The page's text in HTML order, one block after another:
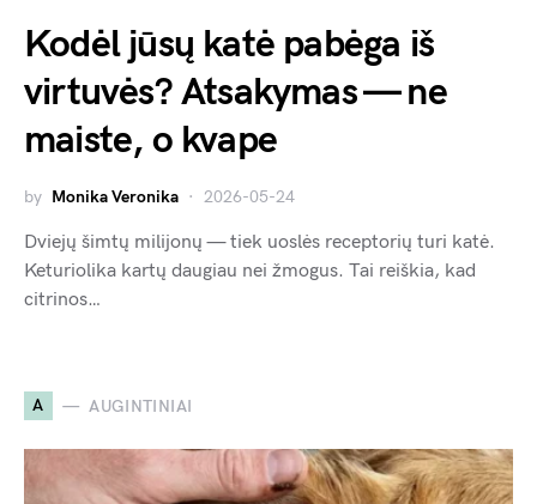
Kodėl jūsų katė pabėga iš
virtuvės? Atsakymas — ne
maiste, o kvape
by Monika Veronika 2026-05-24
Dviejų šimtų milijonų — tiek uoslės receptorių turi katė.
Keturiolika kartų daugiau nei žmogus. Tai reiškia, kad
citrinos…
A AUGINTINIAI